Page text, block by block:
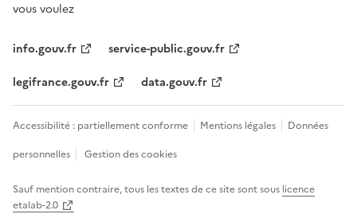
vous voulez
info.gouv.fr
service-public.gouv.fr
legifrance.gouv.fr
data.gouv.fr
Accessibilité : partiellement conforme Mentions légales
Données
personnelles
Gestion des cookies
Sauf mention contraire, tous les textes de ce site sont sous licence
etalab-2.0